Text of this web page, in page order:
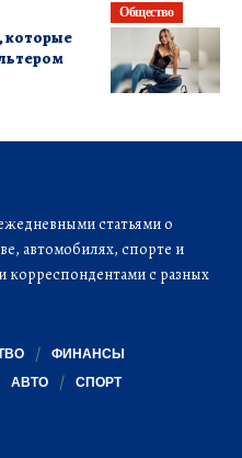
Общество
которые
статьями о
автомобилях, спорте и
корреспондентами с разных
ФИНАНСЫ
АВТО СПОРТ